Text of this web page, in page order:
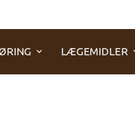
LÆGEMIDLER